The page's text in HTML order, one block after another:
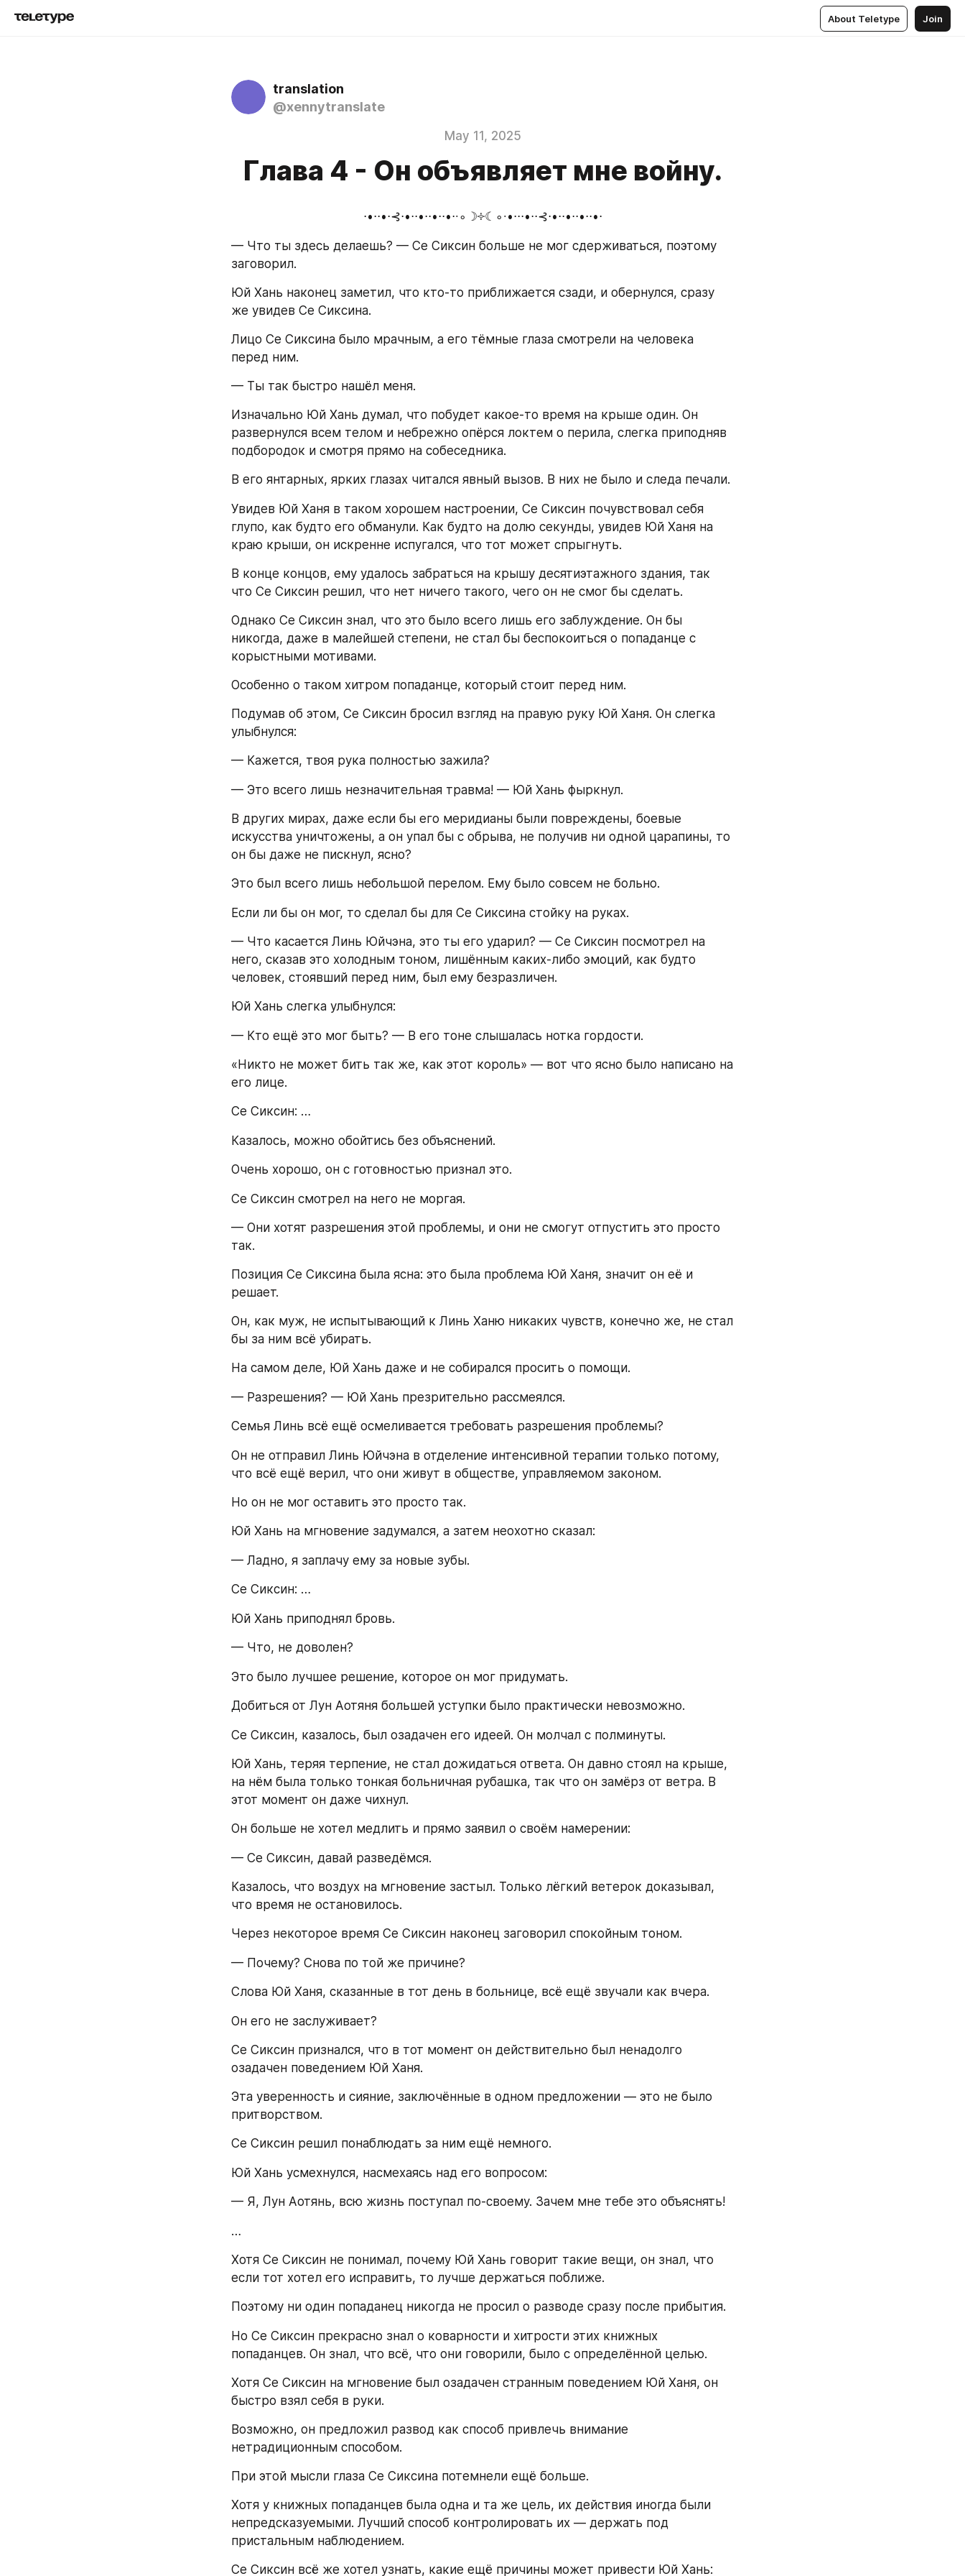
About Teletype Join
translation
@xennytranslate
May 11, 2025
Глава 4 - Он объявляет мне войну.
⋅•⋅⋅•⋅⊰⋅•⋅⋅•⋅⋅•⋅⋅•⋅∙∘☽༓☾∘∙•⋅⋅⋅•⋅⋅⊰⋅•⋅⋅•⋅⋅•⋅⋅•⋅
— Что ты здесь делаешь? — Се Сиксин больше не мог сдерживаться, поэтому
заговорил.
Юй Хань наконец заметил, что кто-то приближается сзади, и обернулся, сразу
же увидев Се Сиксина.
Лицо Се Сиксина было мрачным, а его тёмные глаза смотрели на человека
перед ним.
— Ты так быстро нашёл меня.
Изначально Юй Хань думал, что побудет какое-то время на крыше один. Он
развернулся всем телом и небрежно опёрся локтем о перила, слегка приподняв
подбородок и смотря прямо на собеседника.
В его янтарных, ярких глазах читался явный вызов. В них не было и следа печали.
Увидев Юй Ханя в таком хорошем настроении, Се Сиксин почувствовал себя
глупо, как будто его обманули. Как будто на долю секунды, увидев Юй Ханя на
краю крыши, он искренне испугался, что тот может спрыгнуть.
В конце концов, ему удалось забраться на крышу десятиэтажного здания, так
что Се Сиксин решил, что нет ничего такого, чего он не смог бы сделать.
Однако Се Сиксин знал, что это было всего лишь его заблуждение. Он бы
никогда, даже в малейшей степени, не стал бы беспокоиться о попаданце с
корыстными мотивами.
Особенно о таком хитром попаданце, который стоит перед ним.
Подумав об этом, Се Сиксин бросил взгляд на правую руку Юй Ханя. Он слегка
улыбнулся:
— Кажется, твоя рука полностью зажила?
— Это всего лишь незначительная травма! — Юй Хань фыркнул.
В других мирах, даже если бы его меридианы были повреждены, боевые
искусства уничтожены, а он упал бы с обрыва, не получив ни одной царапины, то
он бы даже не пискнул, ясно?
Это был всего лишь небольшой перелом. Ему было совсем не больно.
Если ли бы он мог, то сделал бы для Се Сиксина стойку на руках.
— Что касается Линь Юйчэна, это ты его ударил? — Се Сиксин посмотрел на
него, сказав это холодным тоном, лишённым каких-либо эмоций, как будто
человек, стоявший перед ним, был ему безразличен.
Юй Хань слегка улыбнулся:
— Кто ещё это мог быть? — В его тоне слышалась нотка гордости.
«Никто не может бить так же, как этот король» — вот что ясно было написано на
его лице.
Се Сиксин: …
Казалось, можно обойтись без объяснений.
Очень хорошо, он с готовностью признал это.
Се Сиксин смотрел на него не моргая.
— Они хотят разрешения этой проблемы, и они не смогут отпустить это просто
так.
Позиция Се Сиксина была ясна: это была проблема Юй Ханя, значит он её и
решает.
Он, как муж, не испытывающий к Линь Ханю никаких чувств, конечно же, не стал
бы за ним всё убирать.
На самом деле, Юй Хань даже и не собирался просить о помощи.
— Разрешения? — Юй Хань презрительно рассмеялся.
Семья Линь всё ещё осмеливается требовать разрешения проблемы?
Он не отправил Линь Юйчэна в отделение интенсивной терапии только потому,
что всё ещё верил, что они живут в обществе, управляемом законом.
Но он не мог оставить это просто так.
Юй Хань на мгновение задумался, а затем неохотно сказал:
— Ладно, я заплачу ему за новые зубы.
Се Сиксин: …
Юй Хань приподнял бровь.
— Что, не доволен?
Это было лучшее решение, которое он мог придумать.
Добиться от Лун Аотяня большей уступки было практически невозможно.
Се Сиксин, казалось, был озадачен его идеей. Он молчал с полминуты.
Юй Хань, теряя терпение, не стал дожидаться ответа. Он давно стоял на крыше,
на нём была только тонкая больничная рубашка, так что он замёрз от ветра. В
этот момент он даже чихнул.
Он больше не хотел медлить и прямо заявил о своём намерении:
— Се Сиксин, давай разведёмся.
Казалось, что воздух на мгновение застыл. Только лёгкий ветерок доказывал,
что время не остановилось.
Через некоторое время Се Сиксин наконец заговорил спокойным тоном.
— Почему? Снова по той же причине?
Слова Юй Ханя, сказанные в тот день в больнице, всё ещё звучали как вчера.
Он его не заслуживает?
Се Сиксин признался, что в тот момент он действительно был ненадолго
озадачен поведением Юй Ханя.
Эта уверенность и сияние, заключённые в одном предложении — это не было
притворством.
Се Сиксин решил понаблюдать за ним ещё немного.
Юй Хань усмехнулся, насмехаясь над его вопросом:
— Я, Лун Аотянь, всю жизнь поступал по-своему. Зачем мне тебе это объяснять!
…
Хотя Се Сиксин не понимал, почему Юй Хань говорит такие вещи, он знал, что
если тот хотел его исправить, то лучше держаться поближе.
Поэтому ни один попаданец никогда не просил о разводе сразу после прибытия.
Но Се Сиксин прекрасно знал о коварности и хитрости этих книжных
попаданцев. Он знал, что всё, что они говорили, было с определённой целью.
Хотя Се Сиксин на мгновение был озадачен странным поведением Юй Ханя, он
быстро взял себя в руки.
Возможно, он предложил развод как способ привлечь внимание
нетрадиционным способом.
При этой мысли глаза Се Сиксина потемнели ещё больше.
Хотя у книжных попаданцев была одна и та же цель, их действия иногда были
непредсказуемыми. Лучший способ контролировать их — держать под
пристальным наблюдением.
Се Сиксин всё же хотел узнать, какие ещё причины может привести Юй Хань: